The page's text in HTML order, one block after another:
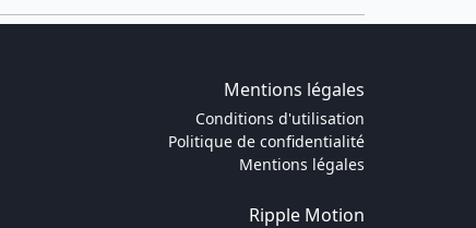
Mentions légales
Conditions d'utilisation
Politique de confidentialité
Mentions légales
Ripple Motion